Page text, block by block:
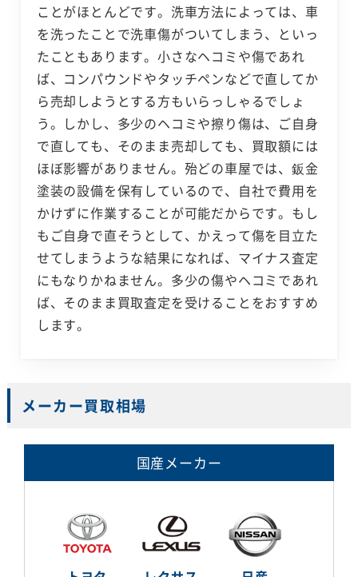
ことがほとんどです。洗車方法によっては、車
を洗ったことで洗車傷がついてしまう、といっ
たこともあります。小さなヘコミや傷であれ
ば、コンパウンドやタッチペンなどで直してか
ら売却しようとする方もいらっしゃるでしょ
う。しかし、多少のヘコミや擦り傷は、ご自身
で直しても、そのまま売却しても、買取額には
ほぼ影響がありません。殆どの車屋では、鈑金
塗装の設備を保有しているので、自社で費用を
かけずに作業することが可能だからです。もし
もご自身で直そうとして、かえって傷を目立た
せてしまうような結果になれば、マイナス査定
にもなりかねません。多少の傷やヘコミであれ
ば、そのまま買取査定を受けることをおすすめ
します。
メーカー買取相場
国産メーカー